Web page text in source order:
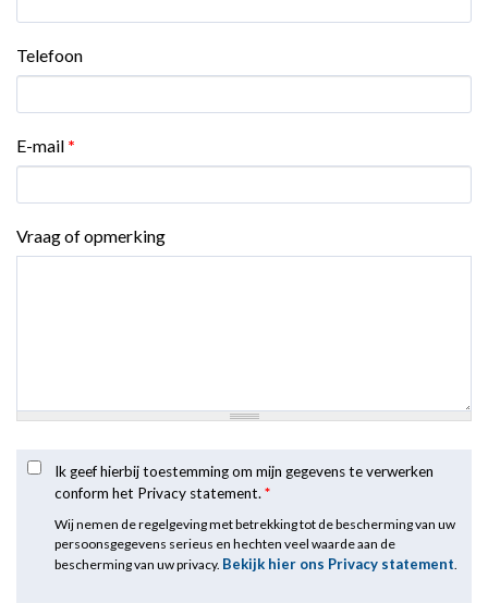
Telefoon
E-mail *
Vraag of opmerking
Ik geef hierbij toestemming om mijn gegevens te verwerken
conform het Privacy statement.*
Wij nemen de regelgeving met betrekking tot de bescherming van uw
persoonsgegevens serieus en hechten veel waarde aan de
bescherming van uw privacy. Bekijk hier ons Privacy statement.